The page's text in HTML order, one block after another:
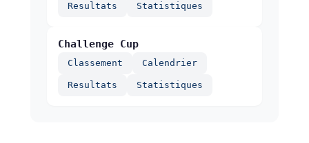
Resultats Statistiques
Challenge Cup
Classement Calendrier
Resultats Statistiques